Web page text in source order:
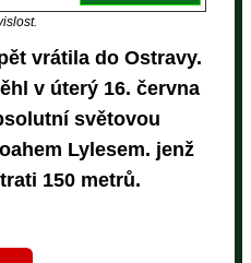
vrátila do Ostravy.
v úterý 16. června
světovou
Lylesem. jenž
150 metrů.